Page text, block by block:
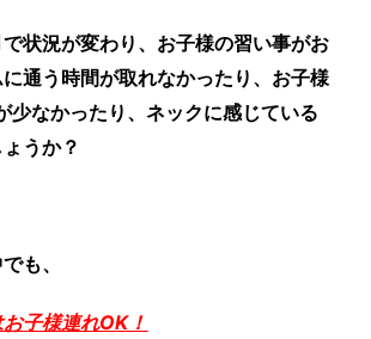
状況が変わり、お子様の習い事がお
通う時間が取れなかったり、お子様
少なかったり、ネックに感じている
うか？
も、
子様連れOK！